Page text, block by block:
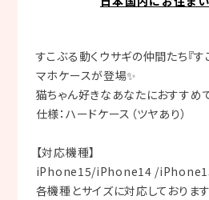
すこぶる動くウサギの仲間たち『す
マホケースが登場✨
猫ちゃん好きなあなたにおすすめ
仕様：ハードケース（ツヤあり）
【対応機種】
iPhone15/iPhone14 /
各機種とサイズに対応しておりま